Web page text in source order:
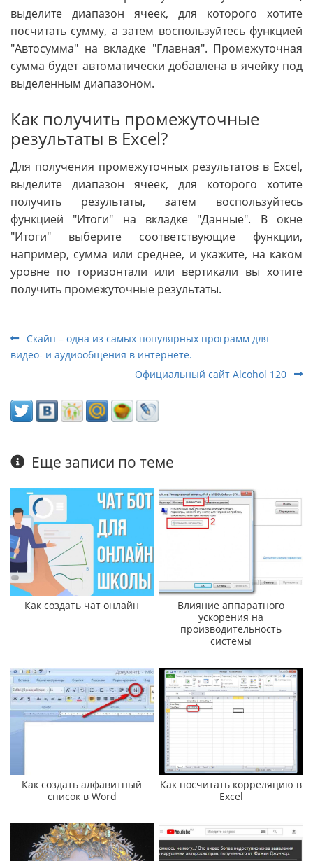
выделите диапазон ячеек, для которого хотите
посчитать сумму, а затем воспользуйтесь функцией
"Автосумма" на вкладке "Главная". Промежуточная
сумма будет автоматически добавлена в ячейку под
выделенным диапазоном.
Как получить промежуточные
результаты в Excel?
Для получения промежуточных результатов в Excel,
выделите диапазон ячеек, для которого хотите
получить результаты, затем воспользуйтесь
функцией "Итоги" на вкладке "Данные". В окне
"Итоги" выберите соответствующие функции,
например, сумма или среднее, и укажите, на каком
уровне по горизонтали или вертикали вы хотите
получить промежуточные результаты.
Скайп – одна из самых популярных программ для
видео- и аудиообщения в интернете.
Официальный сайт Alcohol 120
Еще записи по теме
Как создать чат онлайн
Влияние аппаратного
ускорения на
производительность
системы
Как создать алфавитный
список в Word
Как посчитать корреляцию в
Excel